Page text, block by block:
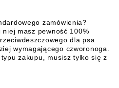
zamówienia?
masz pewność 100%
dla psa
wymagającego czworonoga.
zakupu, musisz tylko się z